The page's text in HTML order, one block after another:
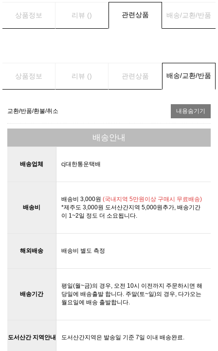
상품정보 리뷰 () 관련상품 배송/교환/반품
상품정보 리뷰 () 관련상품 배송/교환/반품
교환/반품/환불/취소 내용숨기기
배송안내
배송업체 cj대한통운택배
배송비
배송비 3,000원 (국내지역 5만원이상 구매시 무료배송)
*제주도 3,000원 도서산간지역 5,000원추가, 배송기간
이 1~2일 정도 더 소요됩니다.
해외배송 배송비 별도 측정
배송기간
평일(월~금)의 경우, 오전 10시 이전까지 주문하시면 해
당일에 배송출발 합니다. 주말(토~일)의 경우, 다가오는
월요일에 배송 출발합니다.
도서산간 지역안내 도서산간지역은 발송일 기준 7일 이내 배송완료.